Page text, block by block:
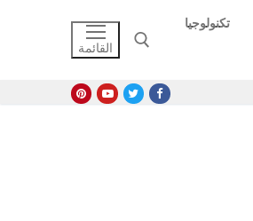
تكنولوجيا
القائمة